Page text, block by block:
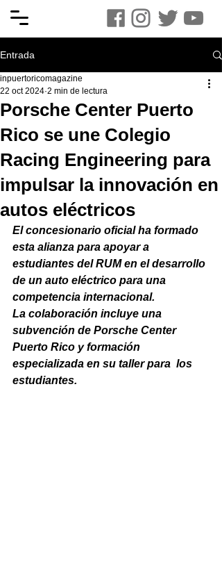
Entrada
Porsche Center Puerto
Rico se une Colegio
Racing Engineering para
impulsar la innovación en
autos eléctricos
inpuertoricomagazine
22 oct 2024 2 min de lectura
El concesionario oficial ha formado
esta alianza para apoyar a
estudiantes del RUM en el desarrollo
de un auto eléctrico para una
competencia internacional.
La colaboración incluye una
subvención de Porsche Center
Puerto Rico y formación
especializada en su taller para  los
estudiantes.